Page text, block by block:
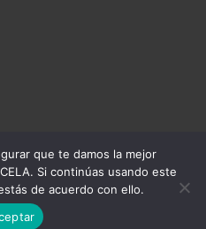
que te damos la mejor
Si continúas usando este
de acuerdo con ello.